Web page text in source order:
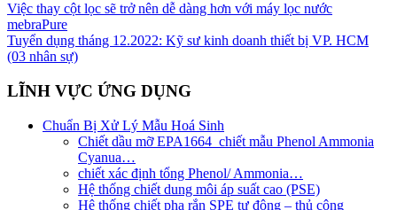
Việc thay cột lọc sẽ trở nên dễ dàng hơn với máy lọc nước
mebraPure
Tuyển dụng tháng 12.2022: Kỹ sư kinh doanh thiết bị VP. HCM
(03 nhân sự)
LĨNH VỰC ỨNG DỤNG
Chuẩn Bị Xử Lý Mẫu Hoá Sinh
Chiết dầu mỡ EPA1664_chiết mẫu Phenol Ammonia
Cyanua…
chiết xác định tổng Phenol/ Ammonia…
Hệ thống chiết dung môi áp suất cao (PSE)
Hệ thống chiết pha rắn SPE tự động – thủ công